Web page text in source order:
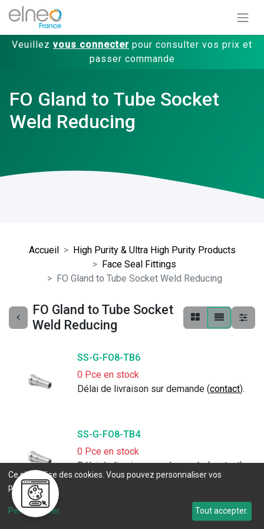
Veuillez vous connecter pour consulter vos prix et
passer commande
FO Gland to Tube Socket
Weld Reducing
Accueil
High Purity & Ultra High Purity Products
Face Seal Fittings
FO Gland to Tube Socket Weld Reducing
FO Gland to Tube Socket
Weld Reducing
SS-G-FO8-TB6
0 Pce en stock
Délai de livraison sur demande (contact).
SS-G-FO8-TB4
0 Pce en stock
Délai de livraison sur demande (contact).
Ce site utilise des cookies. Vous pouvez personnaliser vos
préférences.
Personnaliser Tout accepter.